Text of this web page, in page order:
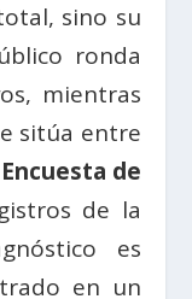
sino su
ronda
mientras
sitúa entre
Encuesta de
de la
es
en un